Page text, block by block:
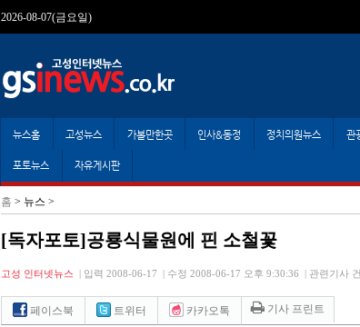
2026-08-07(금요일)
뉴스홈 고성뉴스 가볼만한곳 인사&동정 정치의원뉴스 관
포토뉴스 자유게시판
홈 > 뉴스 >
[독자포토]공룡식물원에 핀 소철꽃
고성 인터넷뉴스 입력 2008-06-17 수정 2008-06-17 오후 9:30:36 관련기사 건
페이스북 트위터 카카오톡 기사 프린트